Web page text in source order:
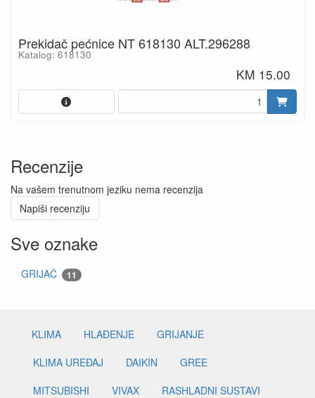
Prekidač pećnice NT 618130 ALT.296288
Katalog: 618130
KM 15.00
Recenzije
Na vašem trenutnom jeziku nema recenzija
Napiši recenziju
Sve oznake
GRIJAČ 11
KLIMA HLAĐENJE
GRIJANJE
KLIMA UREĐAJ
DAIKIN
GREE
MITSUBISHI
VIVAX
RASHLADNI SUSTAVI